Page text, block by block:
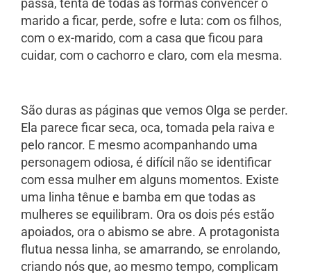
passa, tenta de todas as formas convencer o
marido a ficar, perde, sofre e luta: com os filhos,
com o ex-marido, com a casa que ficou para
cuidar, com o cachorro e claro, com ela mesma.
São duras as páginas que vemos Olga se perder.
Ela parece ficar seca, oca, tomada pela raiva e
pelo rancor. E mesmo acompanhando uma
personagem odiosa, é difícil não se identificar
com essa mulher em alguns momentos. Existe
uma linha tênue e bamba em que todas as
mulheres se equilibram. Ora os dois pés estão
apoiados, ora o abismo se abre. A protagonista
flutua nessa linha, se amarrando, se enrolando,
criando nós que, ao mesmo tempo, complicam